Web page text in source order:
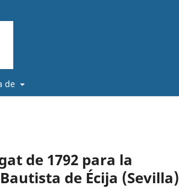
de
de 1792 para la
de Écija (Sevilla)